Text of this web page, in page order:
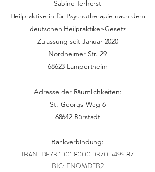
Sabine Terhorst
Heilpraktikerin für Psychotherapie nach dem
deutschen Heilpraktiker-Gesetz
Zulassung seit Januar 2020
Nordheimer Str. 29
68623 Lampertheim
Adresse der Räumlichkeiten:
St.-Georgs-Weg 6
68642 Bürstadt
Bankverbindung:
IBAN: DE73 1001 8000 0370 5499 87
BIC: FNOMDEB2